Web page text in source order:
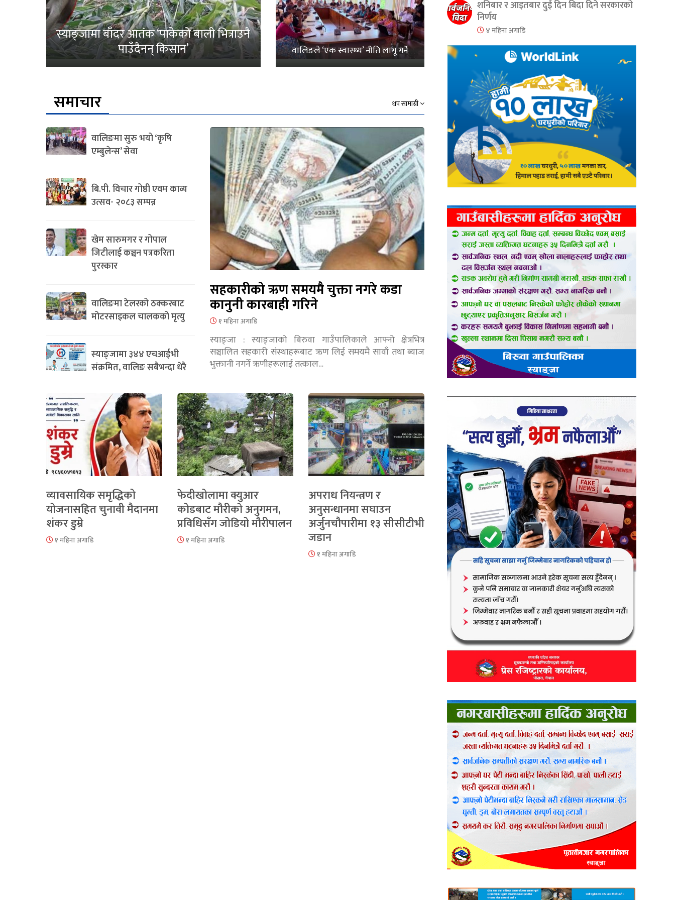
स्याङ्जामा बाँदर आतंक ‘पाकेको बाली भित्राउनै
पाउँदैनन् किसान’ वालिङले ‘एक स्वास्थ्य’ नीति लागू गर्ने
समाचार थप सामाग्री
वालिङमा सुरु भयो ‘कृषि
एम्बुलेन्स’ सेवा
बि.पी. विचार गोष्ठी एवम काव्य
उत्सव- २०८३ सम्पन्न
खेम सारुमगर र गोपाल
जिटीलाई कञ्चन पत्रकरिता
पुरस्कार
वालिङमा टेलरको ठक्करबाट
मोटरसाइकल चालकको मृत्यु
स्याङ्जामा ३४४ एचआईभी
संक्रमित, वालिङ सबैभन्दा धेरै
सहकारीको ऋण समयमै चुक्ता नगरे कडा
कानुनी कारबाही गरिने
१ महिना अगाडि
स्याङ्जा : स्याङ्जाको बिरुवा गाउँपालिकाले आफ्नो क्षेत्रभित्र
सञ्चालित सहकारी संस्थाहरूबाट ऋण लिई समयमै सावाँ तथा ब्याज
भुक्तानी नगर्ने ऋणीहरूलाई तत्काल…
व्यावसायिक समृद्धिको
योजनासहित चुनावी मैदानमा
शंकर डुम्रे
१ महिना अगाडि
फेदीखोलामा क्युआर
कोडबाट मौरीको अनुगमन,
प्रविधिसँग जोडियो मौरीपालन
१ महिना अगाडि
अपराध नियन्त्रण र
अनुसन्धानमा सघाउन
अर्जुनचौपारीमा १३ सीसीटीभी
जडान
१ महिना अगाडि
शनिबार र आइतबार दुई दिन बिदा दिने सरकारको
निर्णय
४ महिना अगाडि